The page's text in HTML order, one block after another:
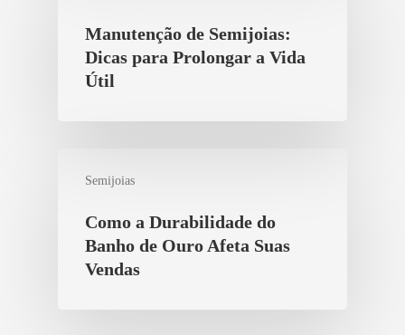
Manutenção de Semijoias:
Dicas para Prolongar a Vida
Útil
Semijoias
Como a Durabilidade do
Banho de Ouro Afeta Suas
Vendas